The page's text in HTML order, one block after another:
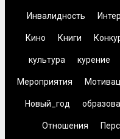
Инвалидность
Кино Книги
культура курение
Мероприятия
Новый_год
Отношения